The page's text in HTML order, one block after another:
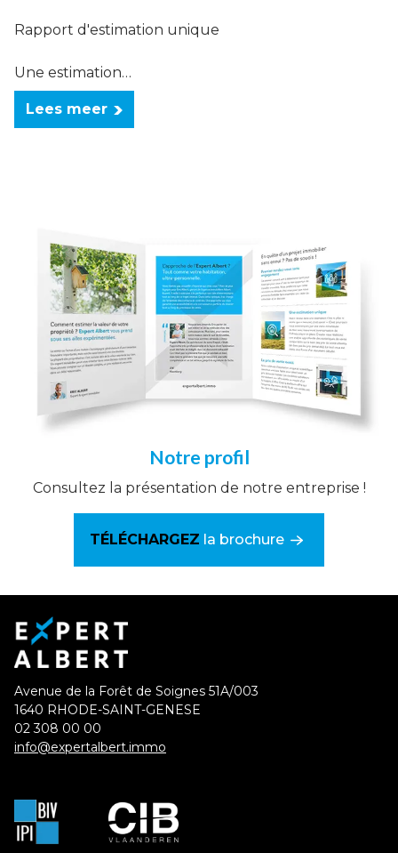
Rapport d'estimation unique
Une estimation…
Lees meer
Notre profil
Consultez la présentation de notre entreprise !
TÉLÉCHARGEZ la brochure
Avenue de la Forêt de Soignes 51A/003
1640 RHODE-SAINT-GENESE
02 308 00 00
info@expertalbert.immo